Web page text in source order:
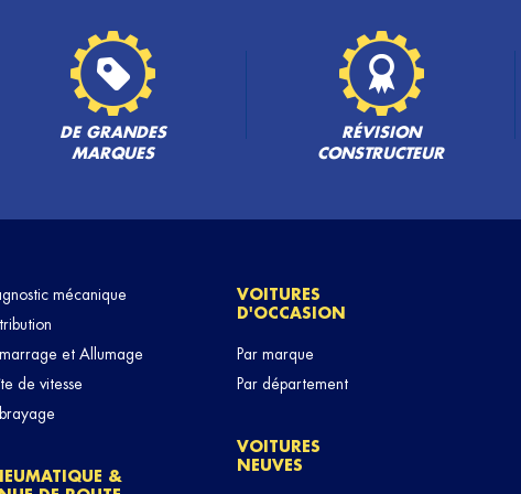
DE GRANDES
MARQUES
RÉVISION
CONSTRUCTEUR
mécanique
et Allumage
de vitesse
&
VOITURES
D'OCCASION
Par marque
Par département
VOITURES
NEUVES